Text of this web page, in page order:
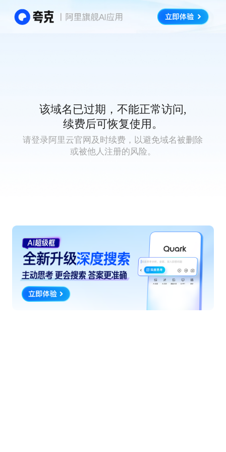
该域名已过期，不能正常访问,
续费后可恢复使用。
请登录阿里云官网及时续费，以避免域名被删除
或被他人注册的风险。